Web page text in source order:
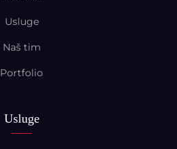
Usluge
Naš tim
Portfolio
Usluge